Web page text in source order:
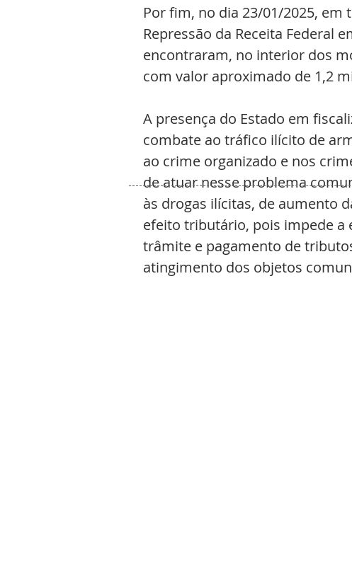
Por fim, no dia 23/01/2025, em
Repressão da Receita Federal
encontraram, no interior dos
com valor aproximado de 1,2
A presença do Estado em
combate ao tráfico ilícito de
ao crime organizado e nos
de atuar nesse problema
às drogas ilícitas, de aumento
efeito tributário, pois impede a
trâmite e pagamento de
atingimento dos objetos